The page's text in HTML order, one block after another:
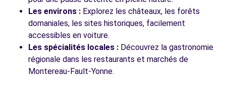
Les environs : Explorez les châteaux, les forêts
domaniales, les sites historiques, facilement
accessibles en voiture.
Les spécialités locales : Découvrez la gastronomie
régionale dans les restaurants et marchés de
Montereau-Fault-Yonne.